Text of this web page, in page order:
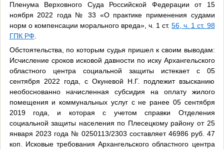
Пленума Верховного Суда Российской Федерации от 15
ноября 2022 года № 33 «О практике применения судами
норм о компенсации морального вреда», ч. 1 ст.56, ч. 1 ст. 98
ГПК РФ.
Обстоятельства, по которым судья пришел к своим выводам:
Исчисление сроков исковой давности по иску Архангельского
областного центра социальной защиты истекает с 05
сентября 2022 года, с Окуневой Н.Г. подлежит взысканию
необоснованно начисленная субсидия на оплату жилого
помещения и коммунальных услуг с не ранее 05 сентября
2019 года, и которая с учетом справки Отделения
социальной защиты населения по Плесецкому району от 25
января 2023 года № 0250113/2303 составляет 46986 руб. 47
коп. Исковые требования Архангельского областного центра